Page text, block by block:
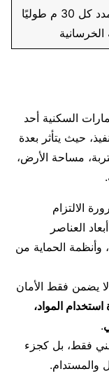
فواصل تمدد كل 30 م طوليًا
الخرسانية
السكنية أحد
حيث يتأثر بعدة
مساحة الأرض،
الالتزام
العناصر
وأنظمة الحماية من
يضمن فقط الأمان
استخدام المواد،
.
فقط، بل كجزء
والمستدام.